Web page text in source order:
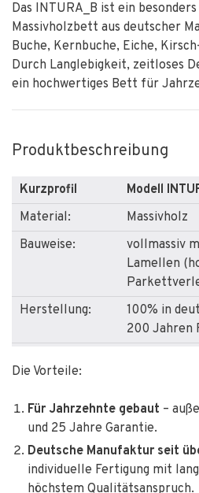
Das INTURA_B ist ein
Massivholzbett aus deutscher
Buche, Kernbuche, Eiche,
Durch Langlebigkeit, zeitloses
ein hochwertiges Bett für
Produktbeschreibung
Kurzprofil
Modell
Material:
Massivholz
Bauweise:
vollmassiv
Lamellen
Herstellung:
100% in
200 Jahren
Oberflächen:
geölt u.
Komforthöhe:
ja
Rahmenhöhe:
44 cm
Einlegetiefe:
bis 18 cm,
Die Vorteile:
Für Jahrzehnte gebaut –
und 25 Jahre Garantie.
Deutsche Manufaktur seit
individuelle Fertigung mit
höchstem Qualitätsanspruch.